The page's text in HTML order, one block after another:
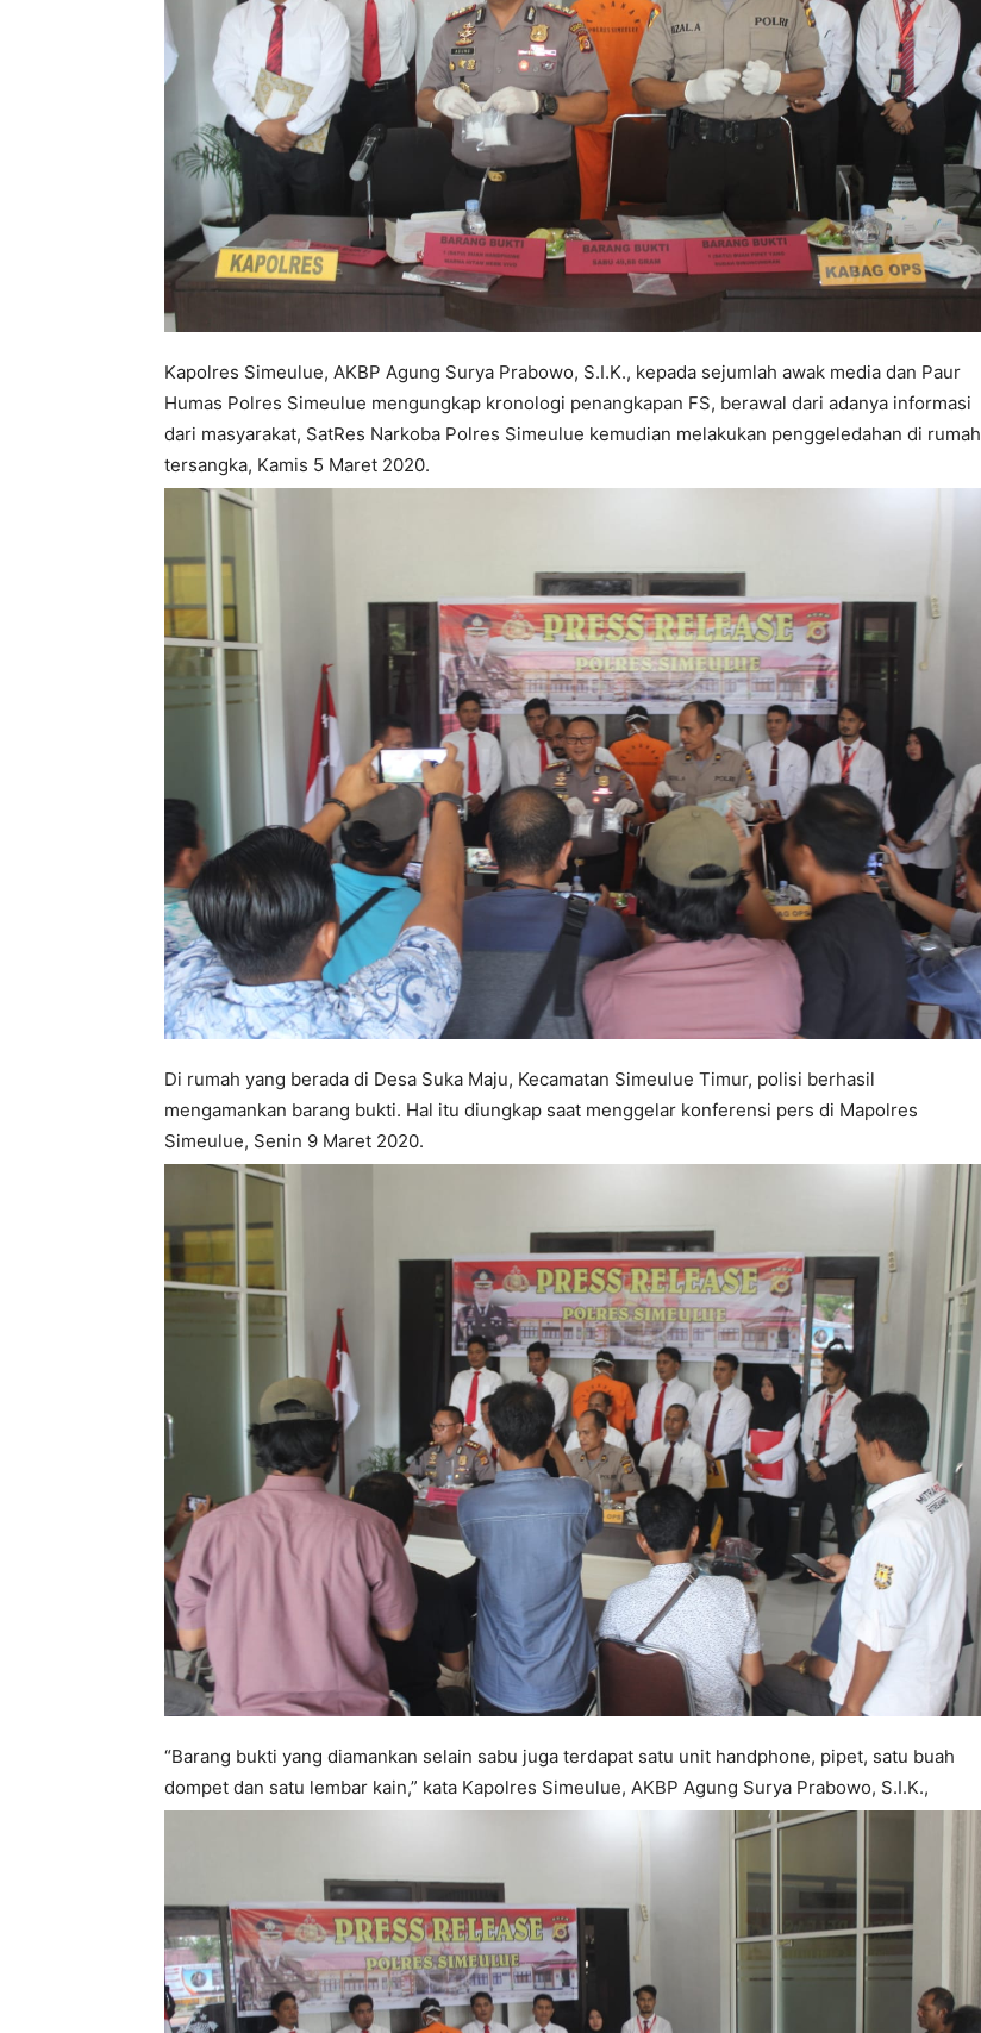
Kapolres Simeulue, AKBP Agung Surya Prabowo, S.I.K., kepada sejumlah awak media dan Paur
Humas Polres Simeulue mengungkap kronologi penangkapan FS, berawal dari adanya informasi
dari masyarakat, SatRes Narkoba Polres Simeulue kemudian melakukan penggeledahan di rumah
tersangka, Kamis 5 Maret 2020.
Di rumah yang berada di Desa Suka Maju, Kecamatan Simeulue Timur, polisi berhasil
mengamankan barang bukti. Hal itu diungkap saat menggelar konferensi pers di Mapolres
Simeulue, Senin 9 Maret 2020.
“Barang bukti yang diamankan selain sabu juga terdapat satu unit handphone, pipet, satu buah
dompet dan satu lembar kain,” kata Kapolres Simeulue, AKBP Agung Surya Prabowo, S.I.K.,